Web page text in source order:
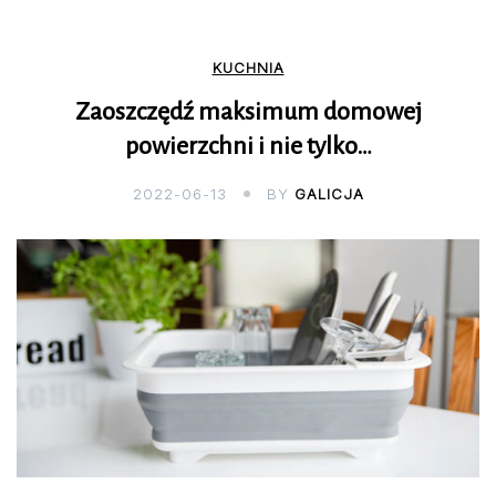
KUCHNIA
Zaoszczędź maksimum domowej
powierzchni i nie tylko…
2022-06-13 BY GALICJA